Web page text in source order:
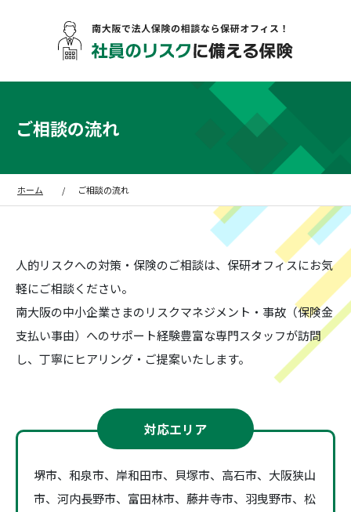
ご相談の流れ
ホーム ご相談の流れ
人的リスクへの対策・保険のご相談は、保研オフィスにお気
軽にご相談ください。
南大阪の中小企業さまのリスクマネジメント・事故（保険金
支払い事由）へのサポート経験豊富な専門スタッフが訪問
し、丁寧にヒアリング・ご提案いたします。
対応エリア
堺市、和泉市、岸和田市、貝塚市、高石市、大阪狭山
市、河内長野市、富田林市、藤井寺市、羽曳野市、松